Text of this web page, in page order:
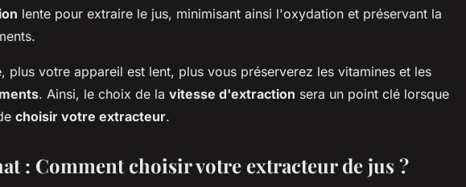
lente pour extraire le jus, minimisant ainsi l'oxydation et préservant la
plus votre appareil est lent, plus vous préserverez les vitamines et les
. Ainsi, le choix de la vitesse d'extraction sera un point clé lorsque
choisir votre extracteur.
: Comment choisir votre extracteur de jus ?